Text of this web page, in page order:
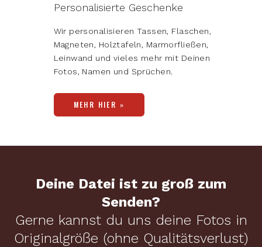
Personalisierte Geschenke
Wir personalisieren Tassen, Flaschen,
Magneten, Holztafeln, Marmorfließen,
Leinwand und vieles mehr mit Deinen
Fotos, Namen und Sprüchen.
MEHR HIER »
Deine Datei ist zu groß zum
Senden?
Gerne kannst du uns deine Fotos in
Originalgröße (ohne Qualitätsverlust)